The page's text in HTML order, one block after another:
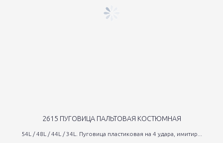
2615 ПУГОВИЦА ПАЛЬТОВАЯ КОСТЮМНАЯ
54L / 48L / 44L / 34L. Пуговица пластиковая на 4 удара, имитир...